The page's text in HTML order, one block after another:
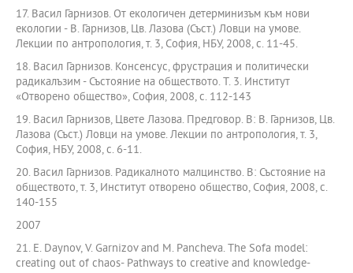
17. Васил Гарнизов. От екологичен детерминизъм към нови
екологии - В. Гарнизов, Цв. Лазова (Съст.) Ловци на умове.
Лекции по антропология, т. 3, София, НБУ, 2008, с. 11-45.
18. Васил Гарнизов. Консенсус, фрустрация и политически
радикалъзим - Състояние на обществото. Т. 3. Институт
«Отворено общество», София, 2008, с. 112-143
19. Васил Гарнизов, Цвете Лазова. Предговор. В: В. Гарнизов, Цв.
Лазова (Съст.) Ловци на умове. Лекции по антропология, т. 3,
София, НБУ, 2008, с. 6-11.
20. Васил Гарнизов. Радикалното малцинство. В: Състояние на
обществото, т. 3, Институт отворено общество, София, 2008, с.
140-155
2007
21. E. Daynov, V. Garnizov and M. Pancheva. The Sofa model:
creating out of chaos- Pathways to creative and knowledge-